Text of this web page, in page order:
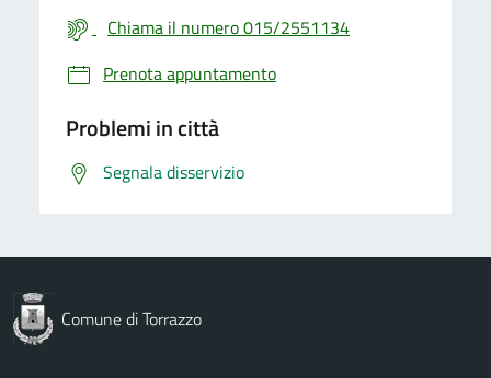
Chiama il numero 015/2551134
Prenota appuntamento
Problemi in città
Segnala disservizio
Comune di Torrazzo